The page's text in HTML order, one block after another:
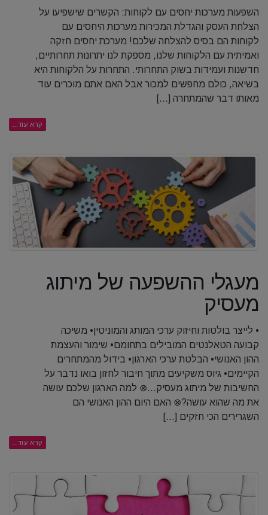
השפעות מערכות יחסים עם לקוחות: הקשרים שישפיעו על
הצלחת העסק והגדלת המכירות מערכות היחסים עם
לקוחות הם בסיס להצלחה שלכם! מערכת יחסים חזקה
ואמיתית עם הלקוחות שלנו, מספקת לנו יתרונות תחרותיים,
חדשנות ועמידות בשוק התחרותי. התחרות על הלקוחות היא
בשיאה, כולם מחפשים למכור אבל האם אתם מוכרים עוד
מאותו דבר שהמתחרה [...]
קרא עוד...
מעגלי ההשפעה של מיתוג
מעסיק
• לייצר בולטות וחיזוק ערכי המותג והמוניטין• משיכה
קבועה הטאלנטים המובילים בתחומם• שימור והעצמת
ההון האנושי• הבלטת ערכי הארגון• בידול מהמתחרים
הקיימים• גיוס משקיעים מתוך חיבור לחזון בואו נדבר על
החשיבות של מיתוג מעסיק…⊗ למה הארגון שלכם עושה
את מה שהוא עושה?⊗ האם היום ההון האנושי הם
השגרירים הכי חזקים [...]
קרא עוד...